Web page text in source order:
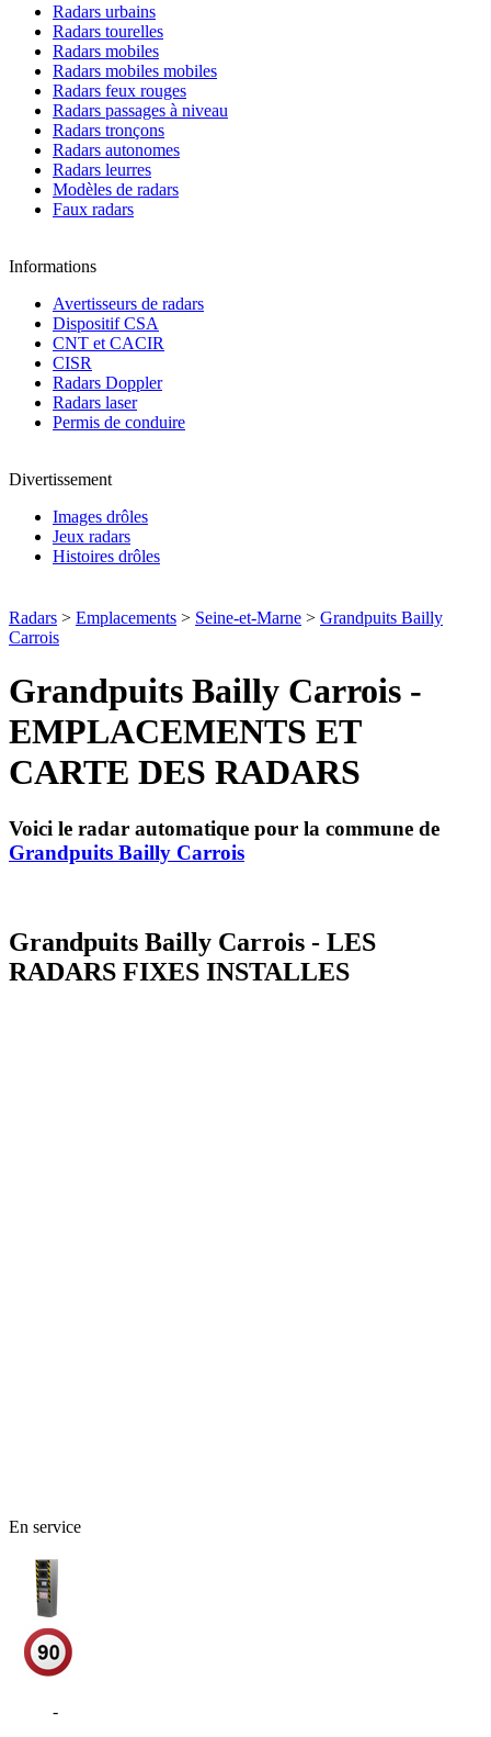
Radars urbains
Radars tourelles
Radars mobiles
Radars mobiles mobiles
Radars feux rouges
Radars passages à niveau
Radars tronçons
Radars autonomes
Radars leurres
Modèles de radars
Faux radars
Informations
Avertisseurs de radars
Dispositif CSA
CNT et CACIR
CISR
Radars Doppler
Radars laser
Permis de conduire
Divertissement
Images drôles
Jeux radars
Histoires drôles
Radars > Emplacements > Seine-et-Marne > Grandpuits Bailly
Carrois
Grandpuits Bailly Carrois -
EMPLACEMENTS ET
CARTE DES RADARS
Voici le radar automatique pour la commune de
Grandpuits Bailly Carrois
Grandpuits Bailly Carrois - LES
RADARS FIXES INSTALLES
En service
-